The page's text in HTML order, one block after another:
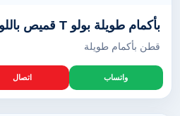
بأكمام طويلة بولو T قميص باللون البيج
قطن بأكمام طويلة
واتساب اتصال